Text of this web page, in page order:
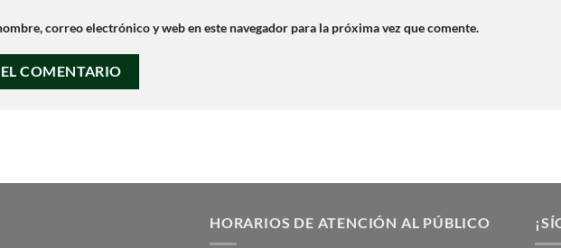
correo electrónico y web en este navegador para la próxima vez que comente.
HORARIOS DE ATENCIÓN AL PÚBLICO